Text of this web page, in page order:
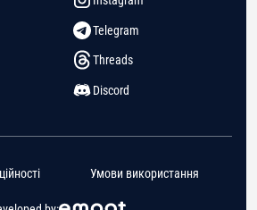
Telegram
Threads
Discord
Умови використання